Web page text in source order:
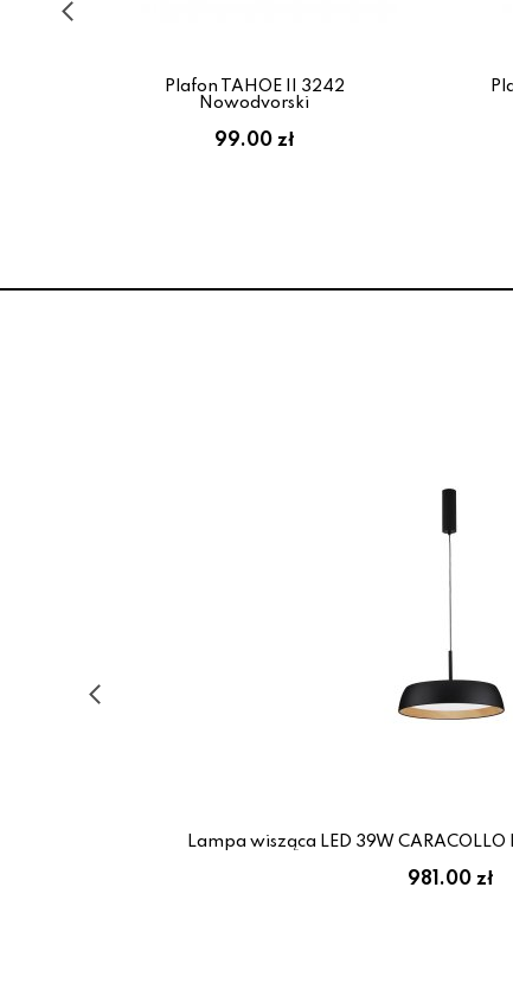
Plafon TAHOE II 3242
Nowodvorski
99.00 zł
Lampa wisząca LED 39W CARACOLLO
981.00 zł